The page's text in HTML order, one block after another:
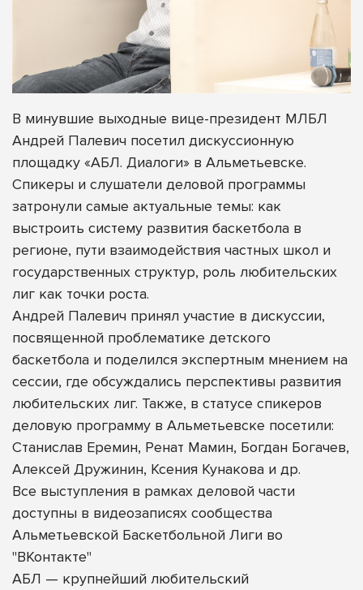
В минувшие выходные вице-президент МЛБЛ
Андрей Палевич посетил дискуссионную
площадку «АБЛ. Диалоги» в Альметьевске.
Спикеры и слушатели деловой программы
затронули самые актуальные темы: как
выстроить систему развития баскетбола в
регионе, пути взаимодействия частных школ и
государственных структур, роль любительских
лиг как точки роста.
Андрей Палевич принял участие в дискуссии,
посвященной проблематике детского
баскетбола и поделился экспертным мнением на
сессии, где обсуждались перспективы развития
любительских лиг. Также, в статусе спикеров
деловую программу в Альметьевске посетили:
Станислав Еремин, Ренат Мамин, Богдан Богачев,
Алексей Дружинин, Ксения Кунакова и др.
Все выступления в рамках деловой части
доступны в видеозаписях сообщества
Альметьевской Баскетбольной Лиги во
"ВКонтакте"
АБЛ — крупнейший любительский